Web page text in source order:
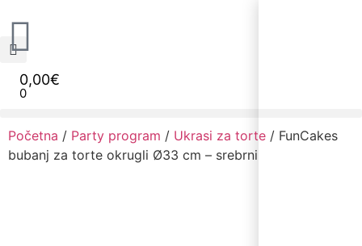
0,00€
0
Početna / Party program / Ukrasi za torte / FunCakes
bubanj za torte okrugli Ø33 cm – srebrni